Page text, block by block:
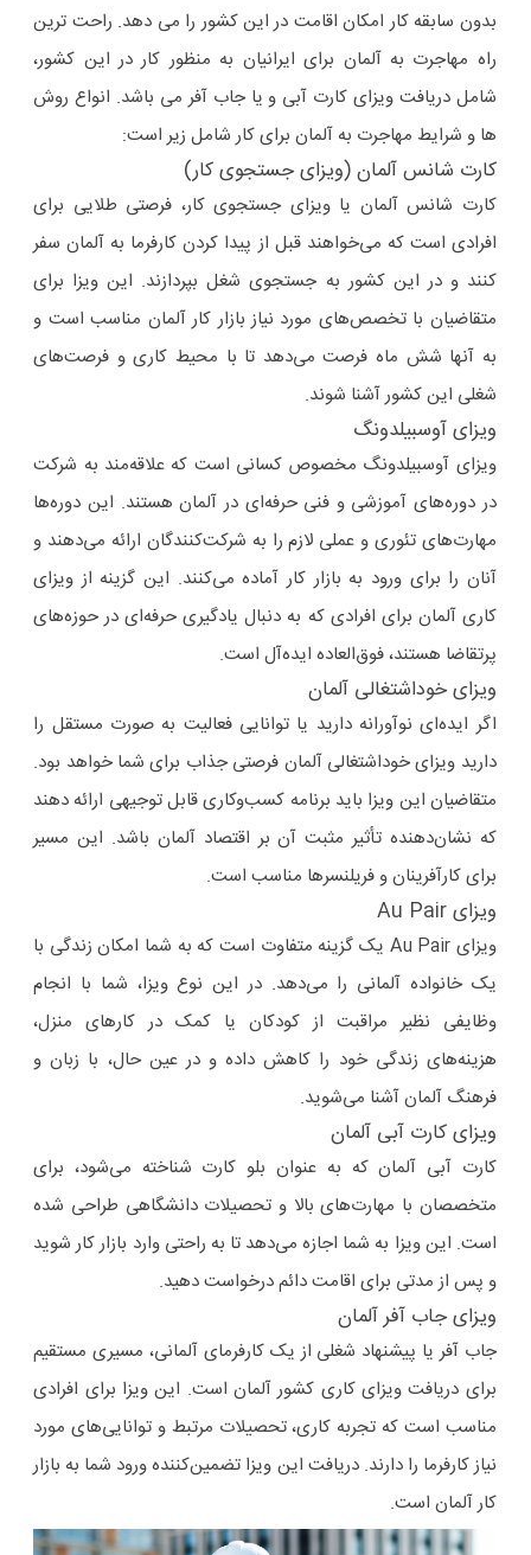
بدون سابقه کار امکان اقامت در این کشور را می دهد. راحت ترین
راه مهاجرت به آلمان برای ایرانیان به منظور کار در این کشور،
شامل دریافت ویزای کارت آبی و یا جاب آفر می باشد. انواع روش
ها و شرایط مهاجرت به آلمان برای کار شامل زیر است:
کارت شانس آلمان (ویزای جستجوی کار)
کارت شانس آلمان یا ویزای جستجوی کار، فرصتی طلایی برای
افرادی است که می‌خواهند قبل از پیدا کردن کارفرما به آلمان سفر
کنند و در این کشور به جستجوی شغل بپردازند. این ویزا برای
متقاضیان با تخصص‌های مورد نیاز بازار کار آلمان مناسب است و
به آنها شش ماه فرصت می‌دهد تا با محیط کاری و فرصت‌های
شغلی این کشور آشنا شوند.
ویزای آوسبیلدونگ
ویزای آوسبیلدونگ مخصوص کسانی است که علاقه‌مند به شرکت
در دوره‌های آموزشی و فنی حرفه‌ای در آلمان هستند. این دوره‌ها
مهارت‌های تئوری و عملی لازم را به شرکت‌کنندگان ارائه می‌دهند و
آنان را برای ورود به بازار کار آماده می‌کنند. این گزینه از ویزای
کاری آلمان برای افرادی که به دنبال یادگیری حرفه‌ای در حوزه‌های
پرتقاضا هستند، فوق‌العاده ایده‌آل است.
ویزای خوداشتغالی آلمان
اگر ایده‌ای نوآورانه دارید یا توانایی فعالیت به صورت مستقل را
دارید ویزای خوداشتغالی آلمان فرصتی جذاب برای شما خواهد بود.
متقاضیان این ویزا باید برنامه کسب‌وکاری قابل توجیهی ارائه دهند
که نشان‌دهنده تأثیر مثبت آن بر اقتصاد آلمان باشد. این مسیر
برای کارآفرینان و فریلنسرها مناسب است.
ویزای Au Pair
ویزای Au Pair یک گزینه متفاوت است که به شما امکان زندگی با
یک خانواده آلمانی را می‌دهد. در این نوع ویزا، شما با انجام
وظایفی نظیر مراقبت از کودکان یا کمک در کارهای منزل،
هزینه‌های زندگی خود را کاهش داده و در عین حال، با زبان و
فرهنگ آلمان آشنا می‌شوید.
ویزای کارت آبی آلمان
کارت آبی آلمان که به عنوان بلو کارت شناخته می‌شود، برای
متخصصان با مهارت‌های بالا و تحصیلات دانشگاهی طراحی شده
است. این ویزا به شما اجازه می‌دهد تا به راحتی وارد بازار کار شوید
و پس از مدتی برای اقامت دائم درخواست دهید.
ویزای جاب آفر آلمان
جاب آفر یا پیشنهاد شغلی از یک کارفرمای آلمانی، مسیری مستقیم
برای دریافت ویزای کاری کشور آلمان است. این ویزا برای افرادی
مناسب است که تجربه کاری، تحصیلات مرتبط و توانایی‌های مورد
نیاز کارفرما را دارند. دریافت این ویزا تضمین‌کننده ورود شما به بازار
کار آلمان است.